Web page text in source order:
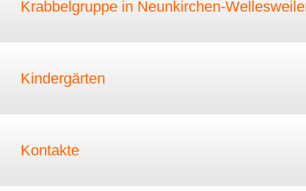
Krabbelgruppe in Neunkirchen-
Kindergärten
Kontakte